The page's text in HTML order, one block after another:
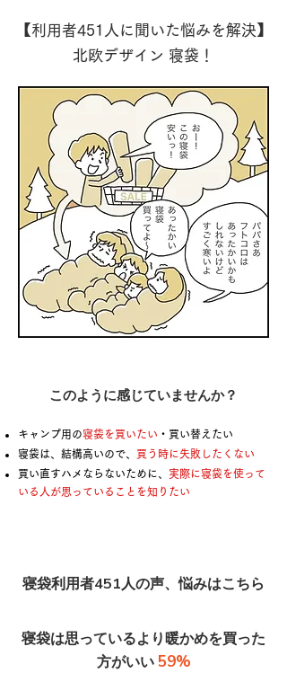
【利用者451人に聞いた悩みを解決】
北欧デザイン 寝袋！
このように感じていませんか？
キャンプ用の寝袋を買いたい ・買い替えたい
寝袋は、結構高いので、 買う時に失敗したくない
買い直すハメならないために、 実際に寝袋を使って
いる人が思っていることを知りたい
寝袋利用者451人の声、悩みはこちら
寝袋は思っているより暖かめを買った
方がいい59%